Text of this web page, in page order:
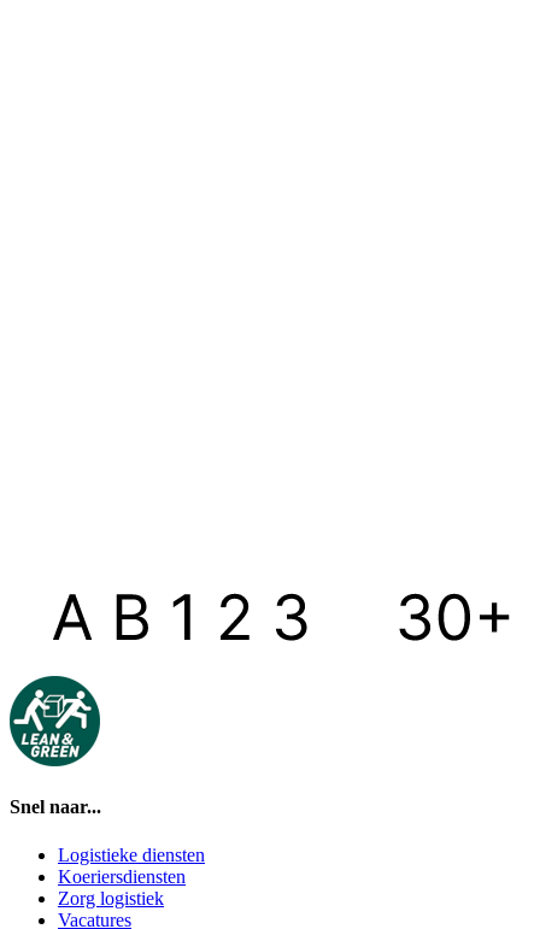
Snel naar...
Logistieke diensten
Koeriersdiensten
Zorg logistiek
Vacatures